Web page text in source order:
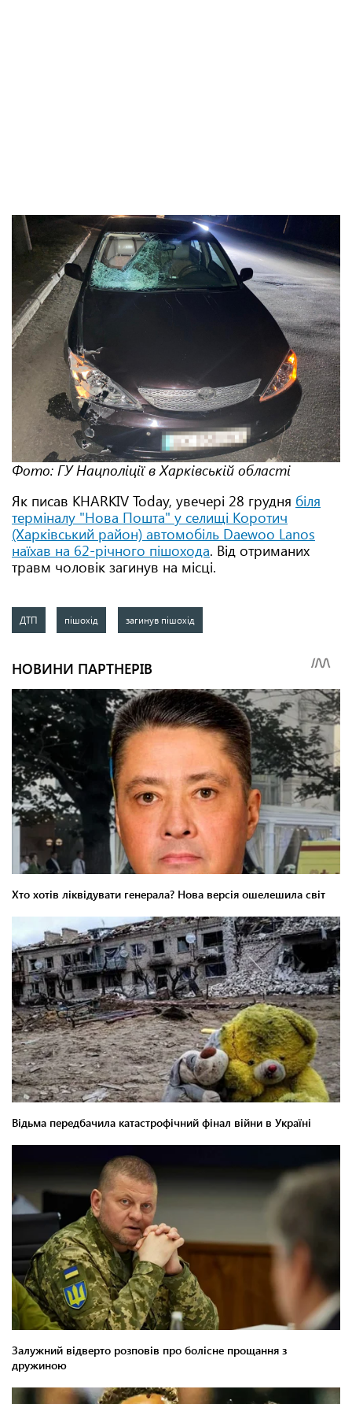
Фото: ГУ Нацполіції в Харківській області
Як писав KHARKIV Today, увечері 28 грудня біля
терміналу "Нова Пошта" у селищі Коротич
(Харківський район) автомобіль Daewoo Lanos
наїхав на 62-річного пішохода. Від отриманих
травм чоловік загинув на місці.
ДТП пішохід загинув пішохід